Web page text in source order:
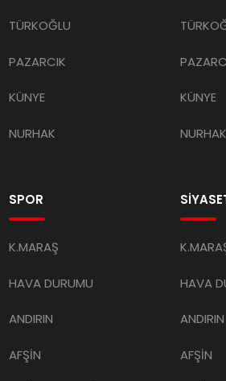
TÜRKOĞLU
PAZARCIK
KÜNYE
NURHAK
KÜNYE
NURHAK
SPOR
K.MARAŞ
HAVA DURUMU
ANDIRIN
AFŞİN
HAVA
ANDIRIN
AFŞİN